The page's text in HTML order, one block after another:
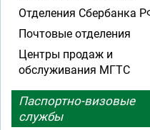
Отделения Сбербанка
Почтовые отделения
Центры продаж и
обслуживания МГТС
Паспортно-визовые
службы